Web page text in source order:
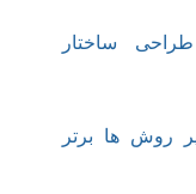
ساختار
روش ­ها برتر